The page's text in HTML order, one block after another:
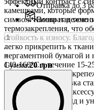
камешками, которые
символ. Камни надежно
термозакрепления, что
стойкость к износу.
легко прикрепить к
пергаментной бумагой и
140-160°C в течение 15-
проверьте качество
процесс. Эта нашивка
стильной одежды,
им современный вид и
Отправка до 3
Возврат в
-
+
Сумма:20 грн